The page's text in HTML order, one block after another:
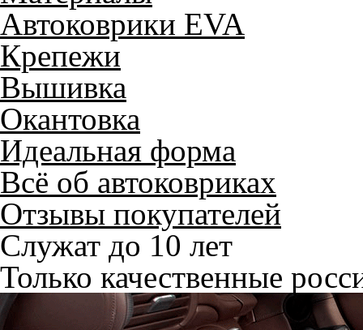
Автоковрики EVA
Крепежи
Вышивка
Окантовка
Идеальная форма
Всё об автоковриках
Отзывы покупателей
Служат до 10 лет
Только качественные